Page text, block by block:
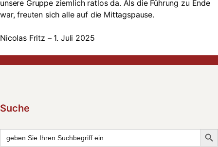
unsere Gruppe ziemlich ratlos da. Als die Führung zu Ende
war, freuten sich alle auf die Mittagspause.
Nicolas Fritz – 1. Juli 2025
Suche
Search
for: